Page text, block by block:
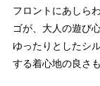
フロントにあしら
ゴが、大人の遊び
ゆったりとしたシ
する着心地の良さも